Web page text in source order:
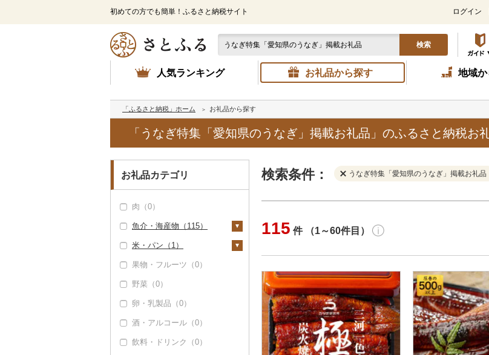
初めての方でも簡単！ふるさと納税サイト ログイン
検索
人気ランキング お礼品から探す 地域
「ふるさと納税」ホーム お礼品から探す
「うなぎ特集「愛知県のうなぎ」掲載お礼品」のふるさと納税お
お礼品カテゴリ
肉（0）
魚介・海産物（115）
カニ（0）
エビ（0）
いくら（0）
うに（0）
明太子・たらこ（0）
その他魚卵（0）
米・パン（1）
米（1）
精米（0）
無洗米（1）
玄米（0）
金芽米（0）
雑穀（0）
餅（0）
その他穀物加工品
果物・フルーツ（0）
野菜（0）
卵・乳製品（0）
酒・アルコール（0）
飲料・ドリンク（0）
検索条件： うなぎ特集「愛知県のうなぎ」掲載お礼品
円
決済方法 解除
PayPay
クレジットカード決済
Amazon Pay
発送種別
通常
115 件 （1～60件目）